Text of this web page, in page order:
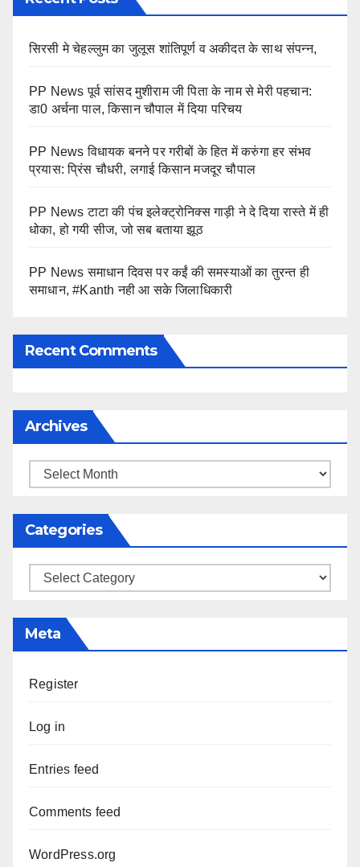
सिरसी मे चेहल्लुम का जुलूस शांतिपूर्ण व अकीदत के साथ संपन्न,
PP News पूर्व सांसद मुशीराम जी पिता के नाम से मेरी पहचान:
डा0 अर्चना पाल, किसान चौपाल में दिया परिचय
PP News विधायक बनने पर गरीबों के हित में करुंगा हर संभव
प्रयास: प्रिंस चौधरी, लगाई किसान मजदूर चौपाल
PP News टाटा की पंच इलेक्ट्रोनिक्स गाड़ी ने दे दिया रास्ते में ही
धोका, हो गयी सीज, जो सब बताया झूठ
PP News समाधान दिवस पर कईं की समस्याओं का तुरन्त ही
समाधान, #Kanth नही आ सके जिलाधिकारी
Recent Comments
Archives
Archives
Categories
Categories
Meta
Register
Log in
Entries feed
Comments feed
WordPress.org